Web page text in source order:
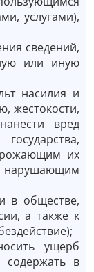
услугами),
сведений,
или иную
насилия и
жестокости,
вред
их
нарушающим
в обществе,
а также к
ущерб
содержать в